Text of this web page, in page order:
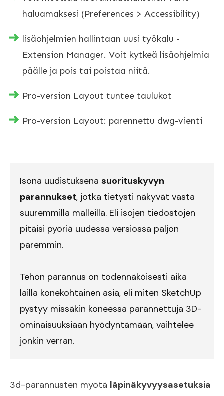
haluamaksesi (Preferences > Accessibility)
lisäohjelmien hallintaan uusi työkalu -
Extension Manager. Voit kytkeä lisäohjelmia
päälle ja pois tai poistaa niitä.
Pro-version Layout tuntee taulukot
Pro-version Layout: parennettu dwg-vienti
Isona uudistuksena suorituskyvyn
parannukset, jotka tietysti näkyvät vasta
suuremmilla malleilla. Eli isojen tiedostojen
pitäisi pyöriä uudessa versiossa paljon
paremmin.
Tehon parannus on todennäköisesti aika
lailla konekohtainen asia, eli miten SketchUp
pystyy missäkin koneessa parannettuja 3D-
ominaisuuksiaan hyödyntämään, vaihtelee
jonkin verran.
3d-parannusten myötä läpinäkyvyysasetuksia